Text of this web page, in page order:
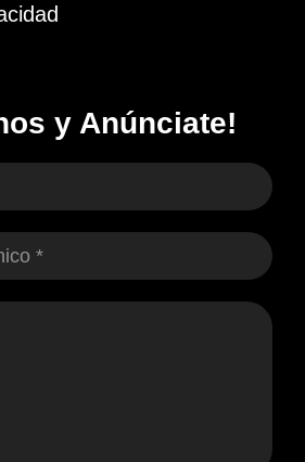
y Anúnciate!